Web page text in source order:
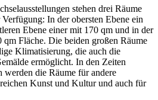
stehen drei Räume
In der obersten Ebene ein
Ebene einer mit 170 qm und in der
qm Fläche. Die beiden großen Räume
Klimatisierung, die auch die
ermöglicht. In den Zeiten
werden die Räume für andere
Kunst und Kultur und auch für